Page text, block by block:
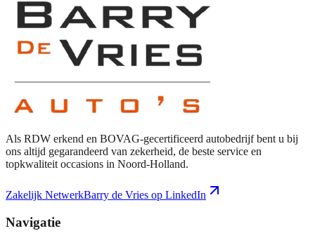
Als RDW erkend en BOVAG-gecertificeerd autobedrijf bent u bij
ons altijd gegarandeerd van zekerheid, de beste service en
topkwaliteit occasions in Noord-Holland.
Zakelijk NetwerkBarry de Vries op LinkedIn
Navigatie